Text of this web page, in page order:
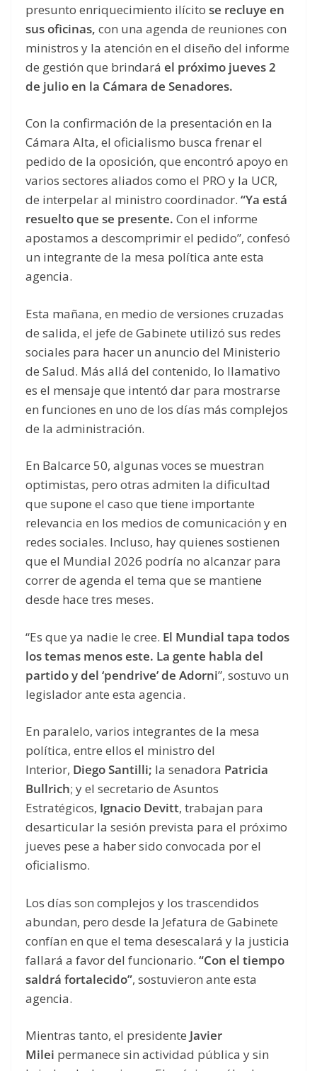
presunto enriquecimiento ilícito se recluye en
sus oficinas, con una agenda de reuniones con
ministros y la atención en el diseño del informe
de gestión que brindará el próximo jueves 2
de julio en la Cámara de Senadores.
Con la confirmación de la presentación en la
Cámara Alta, el oficialismo busca frenar el
pedido de la oposición, que encontró apoyo en
varios sectores aliados como el PRO y la UCR,
de interpelar al ministro coordinador. “Ya está
resuelto que se presente. Con el informe
apostamos a descomprimir el pedido”, confesó
un integrante de la mesa política ante esta
agencia.
Esta mañana, en medio de versiones cruzadas
de salida, el jefe de Gabinete utilizó sus redes
sociales para hacer un anuncio del Ministerio
de Salud. Más allá del contenido, lo llamativo
es el mensaje que intentó dar para mostrarse
en funciones en uno de los días más complejos
de la administración.
En Balcarce 50, algunas voces se muestran
optimistas, pero otras admiten la dificultad
que supone el caso que tiene importante
relevancia en los medios de comunicación y en
redes sociales. Incluso, hay quienes sostienen
que el Mundial 2026 podría no alcanzar para
correr de agenda el tema que se mantiene
desde hace tres meses.
“Es que ya nadie le cree. El Mundial tapa todos
los temas menos este. La gente habla del
partido y del ‘pendrive’ de Adorni”, sostuvo un
legislador ante esta agencia.
En paralelo, varios integrantes de la mesa
política, entre ellos el ministro del
Interior, Diego Santilli; la senadora Patricia
Bullrich; y el secretario de Asuntos
Estratégicos, Ignacio Devitt, trabajan para
desarticular la sesión prevista para el próximo
jueves pese a haber sido convocada por el
oficialismo.
Los días son complejos y los trascendidos
abundan, pero desde la Jefatura de Gabinete
confían en que el tema desescalará y la justicia
fallará a favor del funcionario. “Con el tiempo
saldrá fortalecido”, sostuvieron ante esta
agencia.
Mientras tanto, el presidente Javier
Milei permanece sin actividad pública y sin